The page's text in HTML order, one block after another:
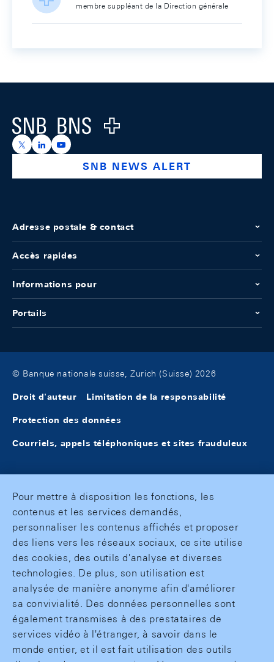
membre suppléant de la Direction générale
Logo
https://x.com/snb_bns
https://ch.linkedin.com/company/swiss-national-
https://www.youtube.com/@swissnationalbank
SNB NEWS ALERT
Adresse postale & contact
Accès rapides
Informations pour
Portails
© Banque nationale suisse, Zurich (Suisse) 2026
Droit d'auteur Limitation de la responsabilité
Protection des données
Courriels, appels téléphoniques et sites frauduleux
Pour mettre à disposition les fonctions, les
contenus et les services demandés,
personnaliser les contenus affichés et proposer
des liens vers les réseaux sociaux, ce site utilise
des cookies, des outils d'analyse et diverses
technologies. De plus, son utilisation est
analysée de manière anonyme afin d'améliorer
sa convivialité. Des données personnelles sont
également transmises à des prestataires de
services vidéo à l'étranger, à savoir dans le
monde entier, et il est fait utilisation des outils